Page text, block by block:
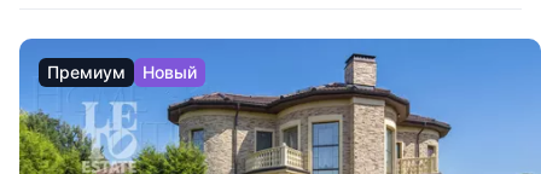
Премиум Новый